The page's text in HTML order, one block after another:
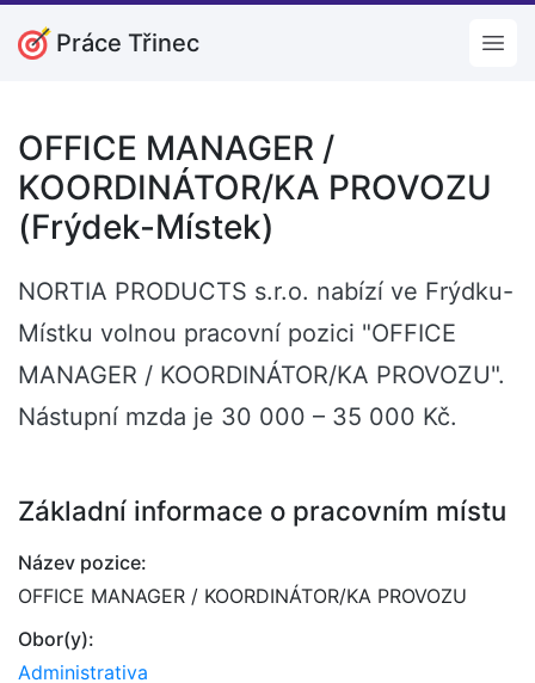
Práce Třinec
OFFICE MANAGER /
KOORDINÁTOR/KA PROVOZU
(Frýdek-Místek)
NORTIA PRODUCTS s.r.o. nabízí ve Frýdku-
Místku volnou pracovní pozici "OFFICE
MANAGER / KOORDINÁTOR/KA PROVOZU".
Nástupní mzda je 30 000 – 35 000 Kč.
Základní informace o pracovním místu
Název pozice:
OFFICE MANAGER / KOORDINÁTOR/KA PROVOZU
Obor(y):
Administrativa